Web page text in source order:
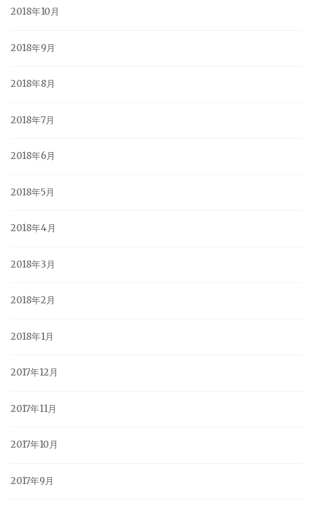
2018年10月
2018年9月
2018年8月
2018年7月
2018年6月
2018年5月
2018年4月
2018年3月
2018年2月
2018年1月
2017年12月
2017年11月
2017年10月
2017年9月